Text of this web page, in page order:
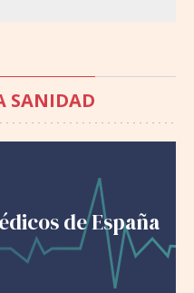
SANIDAD
de España